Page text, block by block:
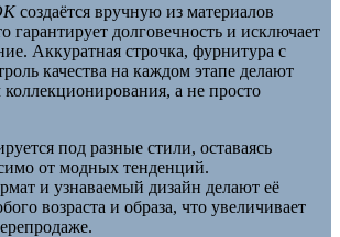
создаётся вручную из материалов
гарантирует долговечность и исключает
Аккуратная строчка, фурнитура с
качества на каждом этапе делают
а не просто
под разные стили, оставаясь
от модных тенденций.
и узнаваемый дизайн делают её
возраста и образа, что увеличивает